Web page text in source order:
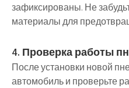
зафиксированы. Не
материалы для
4. Проверка работы
После установки новой
автомобиль и проверьте